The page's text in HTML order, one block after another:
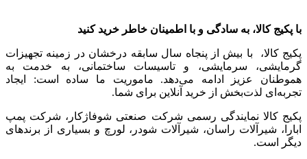
با پکیج کالا، به سادگی و با اطمینان خاطر خرید کنید
پکیج کالا، با بیش از پنجاه سال سابقه درخشان در زمینه تجهیزات
گرمایشی، سرمایشی، و تاسیسات ساختمانی، به خدمت به
هموطنان عزیز ادامه می‌دهد. ماموریت ما ساده است: ایجاد
تجربه‌ای لذت‌بخش از خرید آنلاین برای شما.
پکیج کالا نمایندگی رسمی شرکت صنعتی شوفاژکار، شرکت پمپ
ابارا، شیرآلات راسان، شیرآلات شودر، لورچ و بسیاری از برندهای
دیگر است.